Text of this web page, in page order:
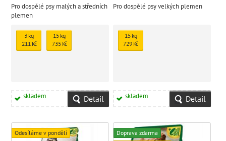
Pro dospělé psy malých a středních
plemen
3 kg
211 Kč
15 kg
735 Kč
skladem Detail
Pro dospělé psy velkých plemen
15 kg
729 Kč
skladem Detail
Odesíláme v pondělí
Doprava zdarma